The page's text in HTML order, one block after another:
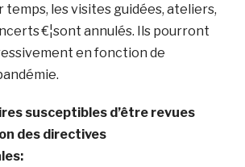
temps, les visites guidées, ateliers,
€¦sont annulés. Ils pourront
en fonction de
susceptibles d’être revues
des directives